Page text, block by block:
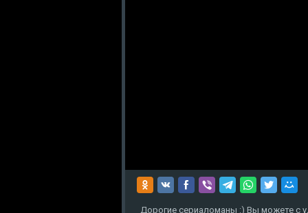
Дорогие сериаломаны :) Вы можете с